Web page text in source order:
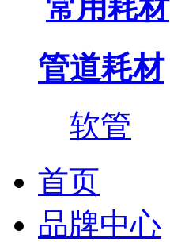
常用耗材
管道耗材
软管
首页
品牌中心